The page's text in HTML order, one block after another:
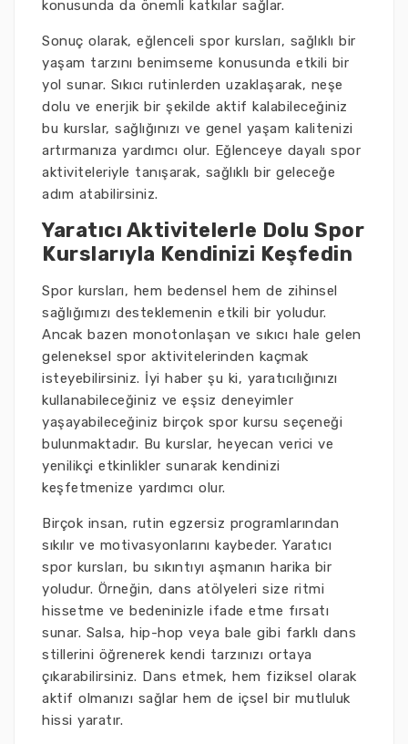
konusunda da önemli katkılar sağlar.
Sonuç olarak, eğlenceli spor kursları, sağlıklı bir
yaşam tarzını benimseme konusunda etkili bir
yol sunar. Sıkıcı rutinlerden uzaklaşarak, neşe
dolu ve enerjik bir şekilde aktif kalabileceğiniz
bu kurslar, sağlığınızı ve genel yaşam kalitenizi
artırmanıza yardımcı olur. Eğlenceye dayalı spor
aktiviteleriyle tanışarak, sağlıklı bir geleceğe
adım atabilirsiniz.
Yaratıcı Aktivitelerle Dolu Spor
Kurslarıyla Kendinizi Keşfedin
Spor kursları, hem bedensel hem de zihinsel
sağlığımızı desteklemenin etkili bir yoludur.
Ancak bazen monotonlaşan ve sıkıcı hale gelen
geleneksel spor aktivitelerinden kaçmak
isteyebilirsiniz. İyi haber şu ki, yaratıcılığınızı
kullanabileceğiniz ve eşsiz deneyimler
yaşayabileceğiniz birçok spor kursu seçeneği
bulunmaktadır. Bu kurslar, heyecan verici ve
yenilikçi etkinlikler sunarak kendinizi
keşfetmenize yardımcı olur.
Birçok insan, rutin egzersiz programlarından
sıkılır ve motivasyonlarını kaybeder. Yaratıcı
spor kursları, bu sıkıntıyı aşmanın harika bir
yoludur. Örneğin, dans atölyeleri size ritmi
hissetme ve bedeninizle ifade etme fırsatı
sunar. Salsa, hip-hop veya bale gibi farklı dans
stillerini öğrenerek kendi tarzınızı ortaya
çıkarabilirsiniz. Dans etmek, hem fiziksel olarak
aktif olmanızı sağlar hem de içsel bir mutluluk
hissi yaratır.